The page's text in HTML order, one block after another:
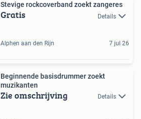
Stevige rockcoverband zoekt zangeres
Gratis Details
Alphen aan den Rijn 7 jul 26
Beginnende basisdrummer zoekt
muzikanten
Zie omschrijving Details